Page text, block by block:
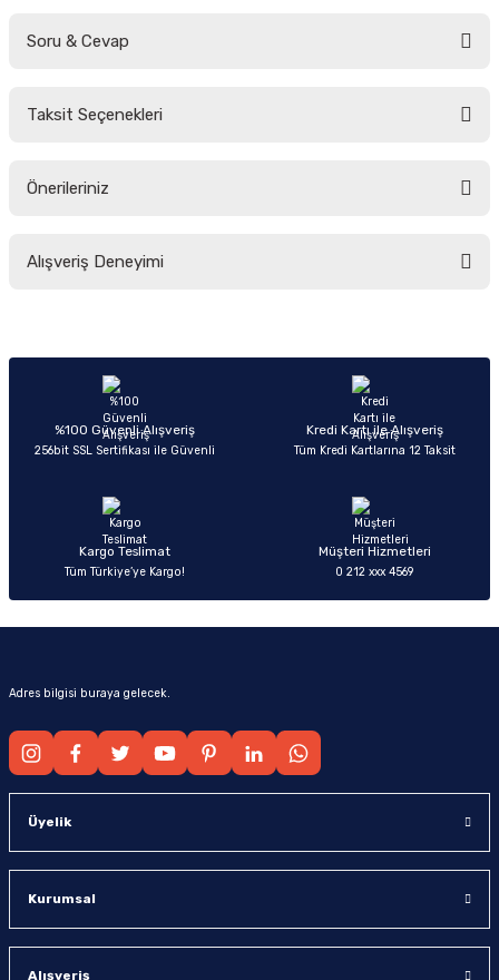
Soru & Cevap
Taksit Seçenekleri
Önerileriniz
yetersiz gördüğünüz noktaları öneri formunu kullanarak tarafımıza
Ürün açıklamasında eksik bilgiler bulunuyor.
Ürün bilgilerinde hatalar bulunuyor.
Ürün fiyatı diğer sitelerden daha pahalı.
Alışveriş Deneyimi
Sitemize ilk yorumu siz yapın!
%100 Güvenli Alışveriş
256bit SSL Sertifikası ile Güvenli
Kredi Kartı ile Alışveriş
Tüm Kredi Kartlarına 12 Taksit
Kargo Teslimat
Tüm Türkiye’ye Kargo!
Müşteri Hizmetleri
0 212 xxx 4569
Adres bilgisi buraya gelecek.
Üyelik
Kurumsal
Alışveriş